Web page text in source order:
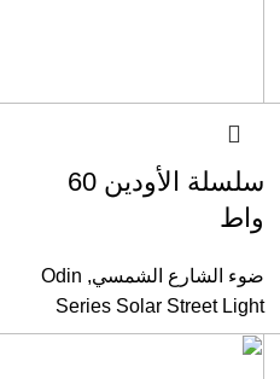
سلسلة الأودين 60
واط
ضوء الشارع الشمسي,
Odin
Series Solar Street Light